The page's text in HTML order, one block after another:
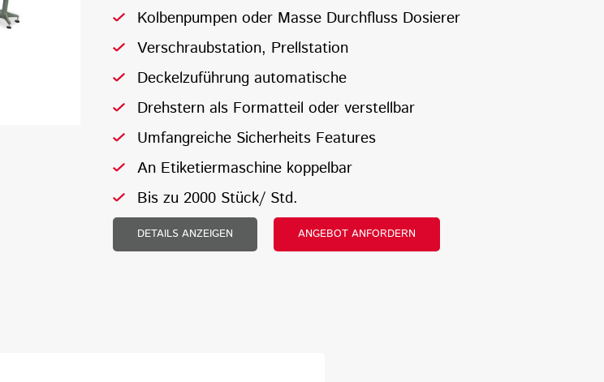
Kolbenpumpen oder Masse Durchfluss Dosierer
Verschraubstation, Prellstation
Deckelzuführung automatische
Drehstern als Formatteil oder verstellbar
Umfangreiche Sicherheits Features
An Etiketiermaschine koppelbar
Bis zu 2000 Stück/ Std.
DETAILS ANZEIGEN ANGEBOT ANFORDERN